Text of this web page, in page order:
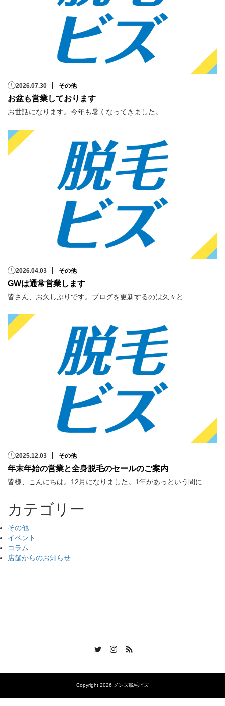
2026.07.30 その他
お盆も営業しております
お世話になります。今年も暑くなってきました。…
2026.04.03 その他
GWは通常営業します
皆さん、お久しぶりです。ブログを更新するのは久々と…
2025.12.03 その他
年末年始の営業と全身脱毛のセールのご案内
皆様、こんにちは。12月になりました。1年があっという間に…
カテゴリー
その他
イベント
コラム
店舗からのお知らせ
Twitter Instagram
Copyright 2026 メンズ脱毛ビズ